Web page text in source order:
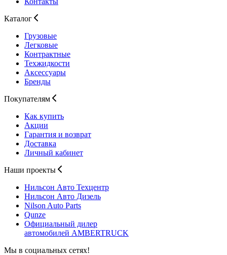
Каталог
Грузовые
Легковые
Контрактные
Техжидкости
Аксессуары
Бренды
Покупателям
Как купить
Акции
Гарантия и возврат
Доставка
Личный кабинет
Наши проекты
Нильсон Авто Техцентр
Нильсон Авто Дизель
Nilson Auto Parts
Qunze
Официальный дилер
автомобилей AMBERTRUCK
Мы в социальных сетях!